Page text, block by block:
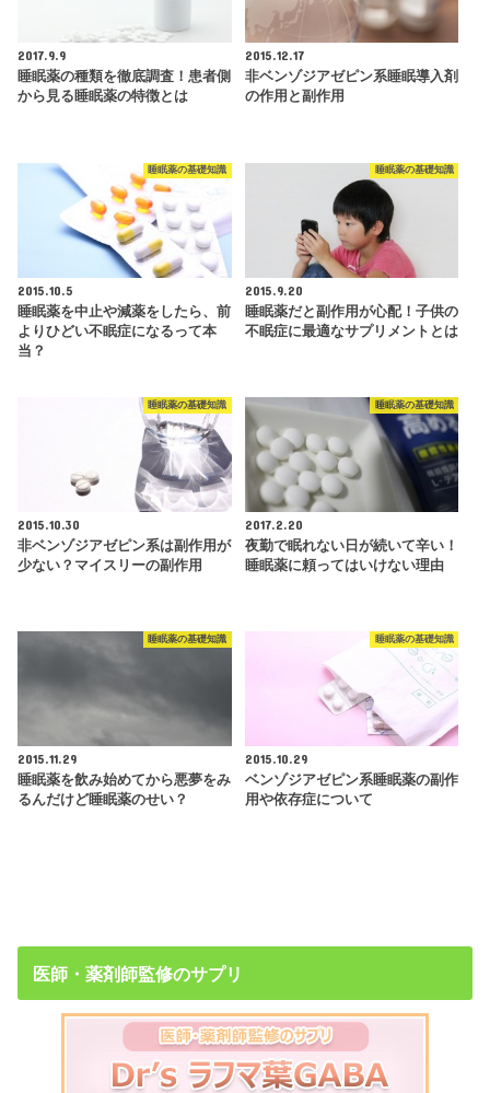
2017.9.9
睡眠薬の種類を徹底調査！患者側
から見る睡眠薬の特徴とは
2015.12.17
非ベンゾジアゼピン系睡眠導入剤
の作用と副作用
睡眠薬の基礎知識
2015.10.5
睡眠薬を中止や減薬をしたら、前
よりひどい不眠症になるって本
当？
睡眠薬の基礎知識
2015.9.20
睡眠薬だと副作用が心配！子供の
不眠症に最適なサプリメントとは
睡眠薬の基礎知識
2015.10.30
非ベンゾジアゼピン系は副作用が
少ない？マイスリーの副作用
睡眠薬の基礎知識
2017.2.20
夜勤で眠れない日が続いて辛い！
睡眠薬に頼ってはいけない理由
睡眠薬の基礎知識
2015.11.29
睡眠薬を飲み始めてから悪夢をみ
るんだけど睡眠薬のせい？
睡眠薬の基礎知識
2015.10.29
ベンゾジアゼピン系睡眠薬の副作
用や依存症について
医師・薬剤師監修のサプリ